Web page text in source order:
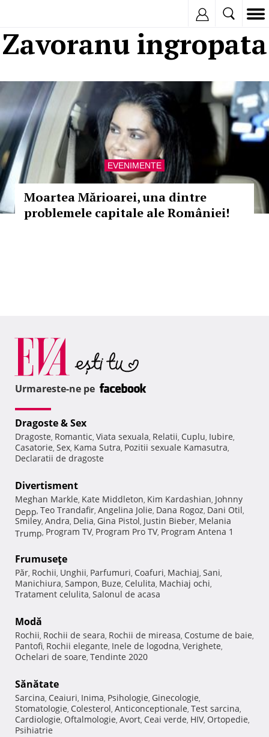
Zavoranu ingropata
EVENIMENTE
Moartea Mărioarei, una dintre
problemele capitale ale României!
Urmareste-ne pe
Dragoste & Sex
Dragoste, Romantic, Viata sexuala, Relatii, Cuplu, Iubire,
Casatorie, Sex, Kama Sutra, Pozitii sexuale Kamasutra,
Declaratii de dragoste
Divertisment
Meghan Markle, Kate Middleton, Kim Kardashian, Johnny
Depp, Teo Trandafir, Angelina Jolie, Dana Rogoz, Dani Otil,
Smiley, Andra, Delia, Gina Pistol, Justin Bieber, Melania
Trump, Program TV, Program Pro TV, Program Antena 1
Frumuseţe
Păr, Rochii, Unghii, Parfumuri, Coafuri, Machiaj, Sani,
Manichiura, Sampon, Buze, Celulita, Machiaj ochi,
Tratament celulita, Salonul de acasa
Modă
Rochii, Rochii de seara, Rochii de mireasa, Costume de baie,
Pantofi, Rochii elegante, Inele de logodna, Verighete,
Ochelari de soare, Tendinte 2020
Sănătate
Sarcina, Ceaiuri, Inima, Psihologie, Ginecologie,
Stomatologie, Colesterol, Anticonceptionale, Test sarcina,
Cardiologie, Oftalmologie, Avort, Ceai verde, HIV, Ortopedie,
Psihiatrie